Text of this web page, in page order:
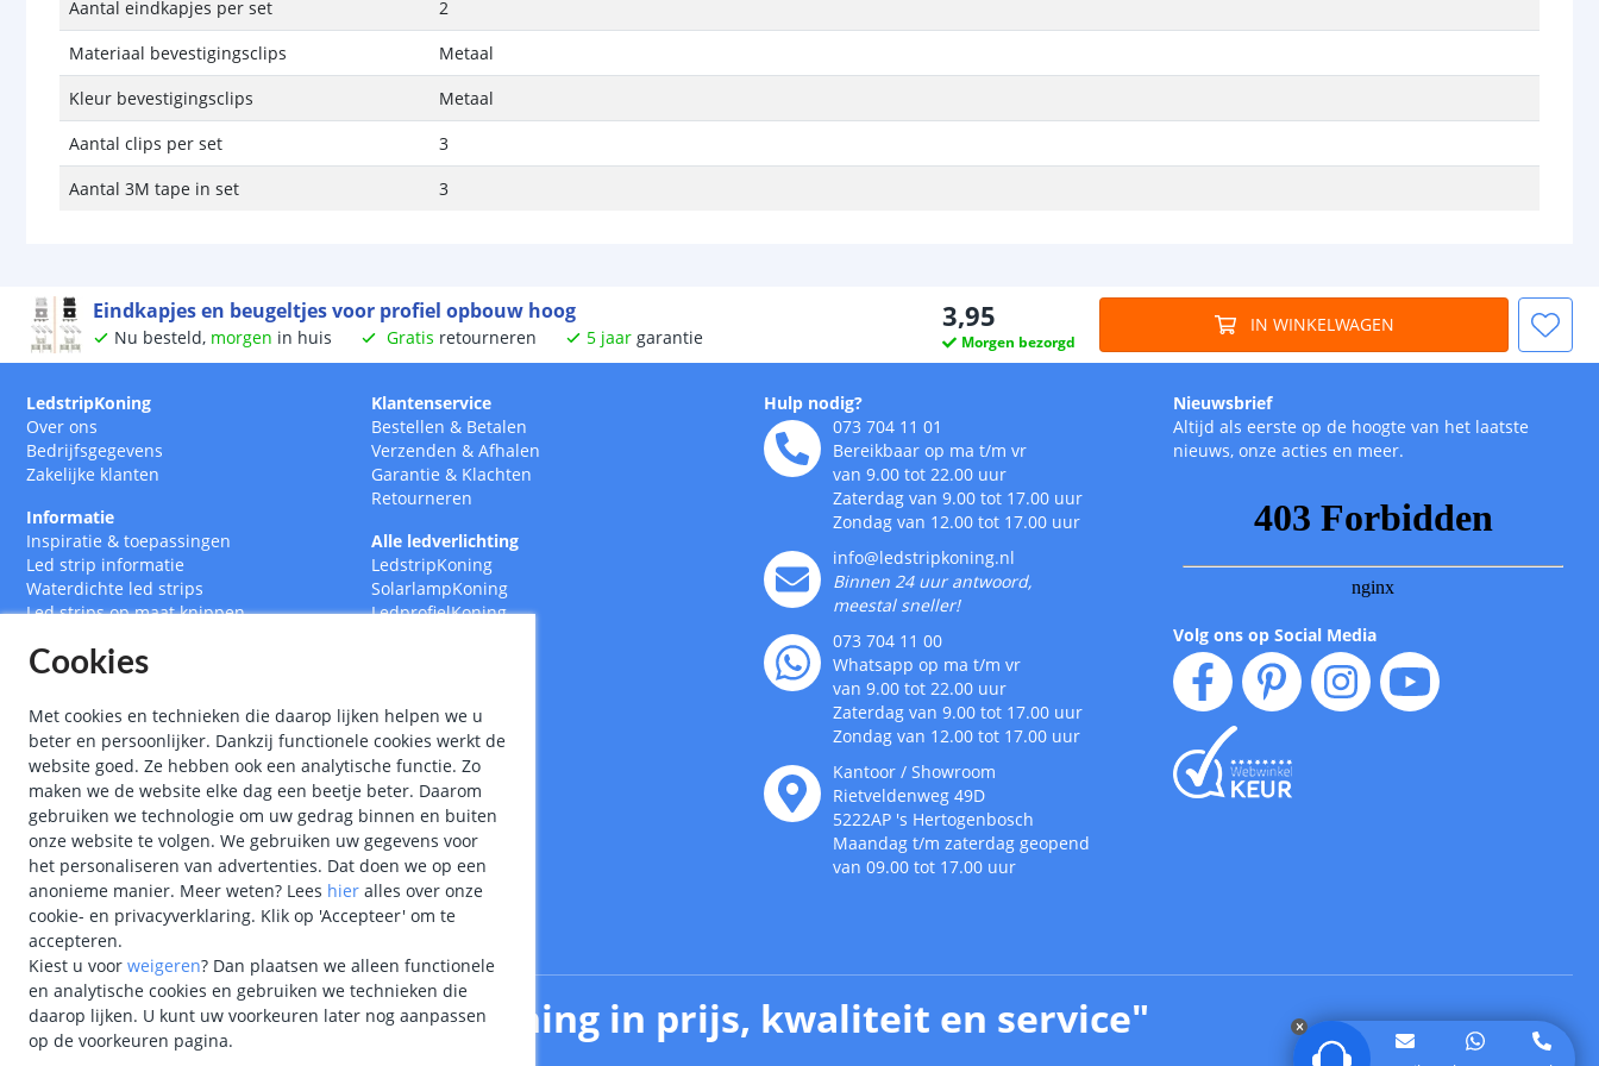
Aantal eindkapjes per set
2
Materiaal bevestigingsclips
Metaal
Kleur bevestigingsclips
Metaal
Aantal clips per set
3
Aantal 3M tape in set
3
Eindkapjes en beugeltjes voor profiel opbouw hoog
Nu besteld, morgen in huis Gratis retourneren 5 jaar garantie
3,95
Morgen bezorgd
IN WINKELWAGEN
LedstripKoning
Over ons
Bedrijfsgegevens
Zakelijke klanten
Informatie
Inspiratie & toepassingen
Led strip informatie
Waterdichte led strips
Led strips op maat knippen
Ledstrips 12 Volt
Klantenservice
Bestellen & Betalen
Verzenden & Afhalen
Garantie & Klachten
Retourneren
Alle ledverlichting
LedstripKoning
SolarlampKoning
LedprofielKoning
Hulp nodig?
073 704 11 01
Bereikbaar op ma t/m vr
van 9.00 tot 22.00 uur
Zaterdag van 9.00 tot 17.00 uur
Zondag van 12.00 tot 17.00 uur
info@ledstripkoning.nl
Binnen 24 uur antwoord,
meestal sneller!
073 704 11 00
Whatsapp op ma t/m vr
van 9.00 tot 22.00 uur
Zaterdag van 9.00 tot 17.00 uur
Zondag van 12.00 tot 17.00 uur
Kantoor / Showroom
Rietveldenweg 49D
5222AP 's Hertogenbosch
Maandag t/m zaterdag geopend
van 09.00 tot 17.00 uur
Nieuwsbrief
Altijd als eerste op de hoogte van het laatste
nieuws, onze acties en meer.
Volg ons op Social Media
"Koning in prijs, kwaliteit en service"
Cookies
Met cookies en technieken die daarop lijken helpen we u
beter en persoonlijker. Dankzij functionele cookies werkt de
website goed. Ze hebben ook een analytische functie. Zo
maken we de website elke dag een beetje beter. Daarom
gebruiken we technologie om uw gedrag binnen en buiten
onze website te volgen. We gebruiken uw gegevens voor
het personaliseren van advertenties. Dat doen we op een
anonieme manier. Meer weten? Lees hier alles over onze
cookie- en privacyverklaring. Klik op 'Accepteer' om te
accepteren.
Kiest u voor weigeren? Dan plaatsen we alleen functionele
en analytische cookies en gebruiken we technieken die
daarop lijken. U kunt uw voorkeuren later nog aanpassen
op de voorkeuren pagina.